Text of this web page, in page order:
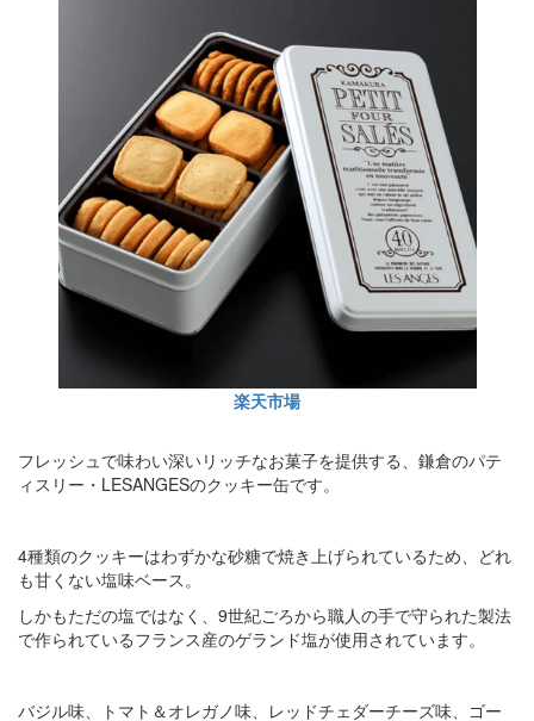
楽天市場
フレッシュで味わい深いリッチなお菓子を提供する、鎌倉のパテ
ィスリー・LESANGESのクッキー缶です。
4種類のクッキーはわずかな砂糖で焼き上げられているため、どれ
も甘くない塩味ベース。
しかもただの塩ではなく、9世紀ごろから職人の手で守られた製法
で作られているフランス産のゲランド塩が使用されています。
バジル味、トマト＆オレガノ味、レッドチェダーチーズ味、ゴー